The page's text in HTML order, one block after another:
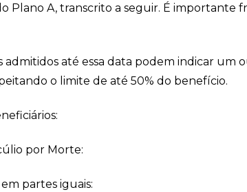
Plano A, transcrito a seguir. É importante
admitidos até essa data podem indicar um
o limite de até 50% do benefício.
por Morte:
partes iguais: